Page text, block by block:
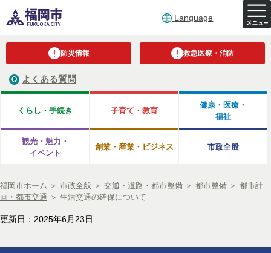
Language
防災情報 救急医療・消防
よくある質問
くらし・手続き 子育て・教育
健康・医療・
福祉
観光・魅力・
イベント
創業・産業・ビジネス 市政全般
福岡市ホーム ＞ 市政全般 ＞ 交通・道路・都市整備 ＞ 都市整備 ＞ 都市計
画・都市交通 ＞ 生活交通の確保について
更新日：2025年6月23日